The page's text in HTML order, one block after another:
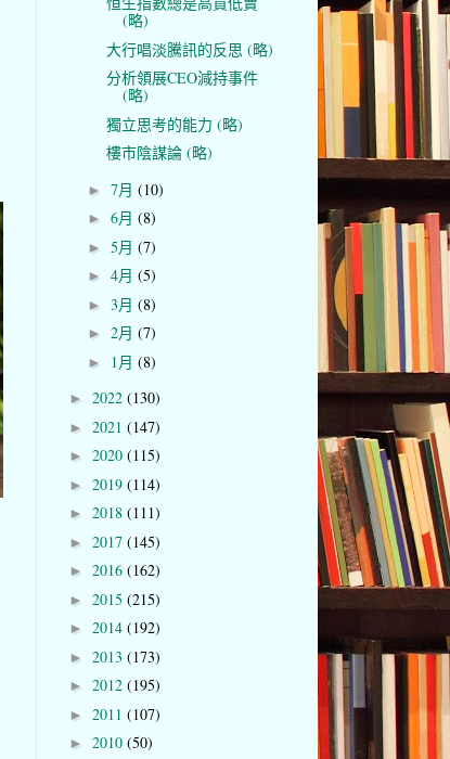
(略)
大行唱淡騰訊的反思 (略)
分析領展CEO減持事件
(略)
獨立思考的能力 (略)
樓市陰謀論 (略)
► 7月 (10)
► 6月 (8)
► 5月 (7)
► 4月 (5)
► 3月 (8)
► 2月 (7)
► 1月 (8)
► 2022 (130)
► 2021 (147)
► 2020 (115)
► 2019 (114)
► 2018 (111)
► 2017 (145)
► 2016 (162)
► 2015 (215)
► 2014 (192)
► 2013 (173)
► 2012 (195)
► 2011 (107)
► 2010 (50)